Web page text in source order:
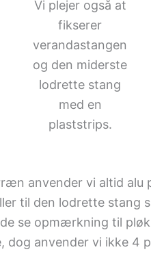
Vi plejer også at
fikserer
verandastangen
og den miderste
lodrette stang
med en
plaststrips.
anvender vi altid alu
til den lodrette stang
se opmærkning til
dog anvender vi ikke 4